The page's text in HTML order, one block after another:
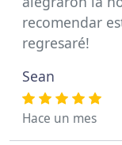
recomendar
regresaré!
Sean
Hace un mes